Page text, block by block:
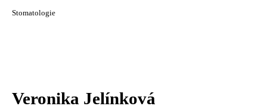
Stomatologie
Veronika Jelínková